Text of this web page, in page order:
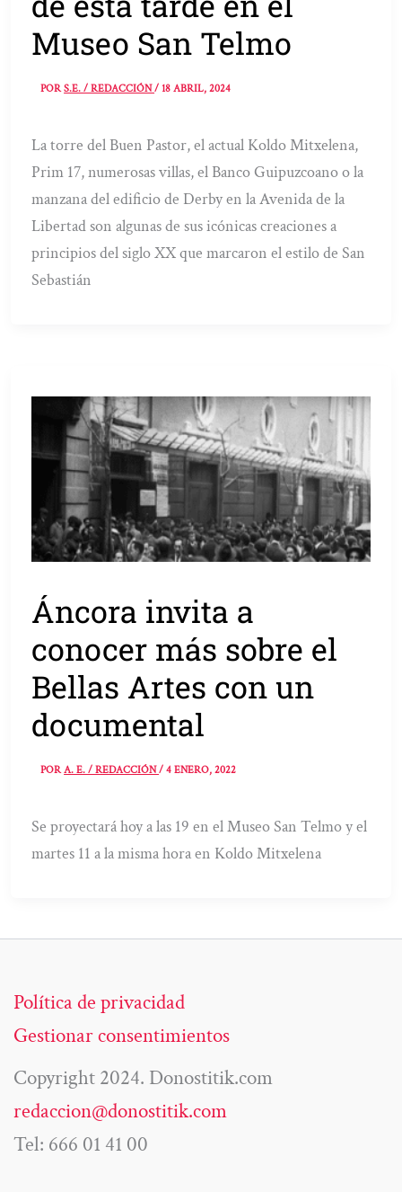
Museo San Telmo
PORS.E. / REDACCIÓN/18 ABRIL, 2024
La torre del Buen Pastor, el actual Koldo Mitxelena,
Prim 17, numerosas villas, el Banco Guipuzcoano o la
manzana del edificio de Derby en la Avenida de la
Libertad son algunas de sus icónicas creaciones a
principios del siglo XX que marcaron el estilo de San
Sebastián
Áncora invita a
conocer más sobre el
Bellas Artes con un
documental
PORA. E. / REDACCIÓN/4 ENERO, 2022
Se proyectará hoy a las 19 en el Museo San Telmo y el
martes 11 a la misma hora en Koldo Mitxelena
Política de privacidad
Gestionar consentimientos
Copyright 2024. Donostitik.com
redaccion@donostitik.com
Tel: 666 01 41 00